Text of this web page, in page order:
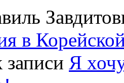
в
записи Я